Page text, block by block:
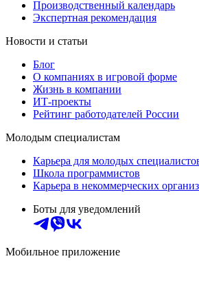
Производственный календарь
Экспертная рекомендация
Новости и статьи
Блог
О компаниях в игровой форме
Жизнь в компании
ИТ-проекты
Рейтинг работодателей России
Молодым специалистам
Карьера для молодых
Школа программистов
Карьера в некоммерческих
Боты для уведомлений
Мобильное приложение